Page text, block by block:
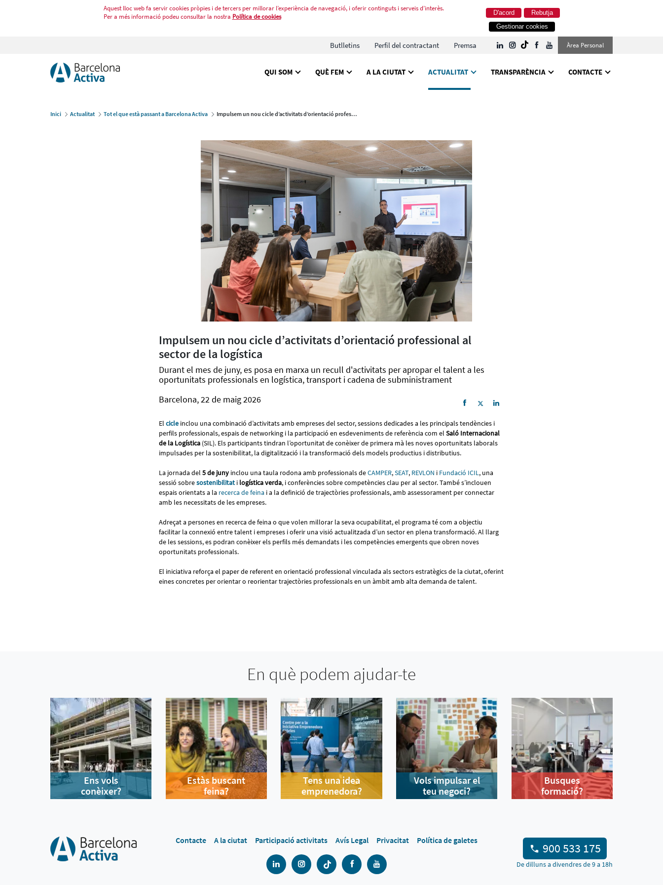
Aquest lloc web fa servir cookies pròpies i de tercers per millorar l’experiència de navegació, i oferir continguts i serveis d’interès.
Per a més informació podeu consultar la nostra Política de cookies Rebutja
D'acord
Gestionar cookies
Butlletins Perfil del contractant Premsa Àrea Personal
QUI SOM QUÈ FEM A LA CIUTAT ACTUALITAT TRANSPARÈNCIA CONTACTE
Inici Actualitat Tot el que està passant a Barcelona Activa Impulsem un nou cicle d’activitats d’orientació professional al sector de la logística
Impulsem un nou cicle d’activitats d’orientació professional al
sector de la logística
Durant el mes de juny, es posa en marxa un recull d'activitats per apropar el talent a les
oportunitats professionals en logística, transport i cadena de subministrament
Barcelona, 22 de maig 2026
El cicle inclou una combinació d’activitats amb empreses del sector, sessions dedicades a les principals tendències i
perfils professionals, espais de networking i la participació en esdeveniments de referència com el Saló Internacional
de la Logística (SIL). Els participants tindran l’oportunitat de conèixer de primera mà les noves oportunitats laborals
impulsades per la sostenibilitat, la digitalització i la transformació dels models productius i distributius.
La jornada del 5 de juny inclou una taula rodona amb professionals deCAMPER,SEAT, REVLON i Fundació ICIL, una
sessió sobresostenibilitat i logística verda, i conferències sobre competències clau per al sector. També s’inclouen
espais orientats a la recerca de feina i a la definició de trajectòries professionals, amb assessorament per connectar
amb les necessitats de les empreses.
Adreçat a persones en recerca de feina o que volen millorar la seva ocupabilitat, el programa té com a objectiu
facilitar la connexió entre talent i empreses i oferir una visió actualitzada d’un sector en plena transformació. Al llarg
de les sessions, es podran conèixer els perfils més demandats i les competències emergents que obren noves
oportunitats professionals.
El iniciativa reforça el paper de referent en orientació professional vinculada als sectors estratègics de la ciutat, oferint
eines concretes per orientar o reorientar trajectòries professionals en un àmbit amb alta demanda de talent.
En què podem ajudar-te
Ens vols
conèixer?
Estàs buscant
feina?
Tens una idea
emprenedora?
Vols impulsar el
teu negoci?
Busques
formació?
Contacte A la ciutat Participació activitats Avís Legal Privacitat Política de galetes
900 533 175
De dilluns a divendres de 9 a 18h